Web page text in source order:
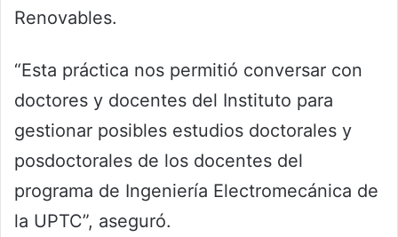
Renovables.
“Esta práctica nos permitió conversar con
doctores y docentes del Instituto para
gestionar posibles estudios doctorales y
posdoctorales de los docentes del
programa de Ingeniería Electromecánica de
la UPTC”, aseguró.